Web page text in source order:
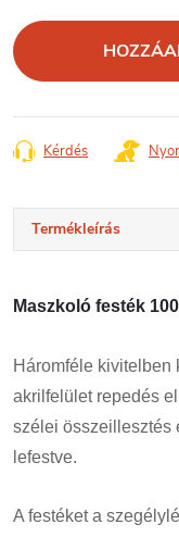
Kérdés
Termékleírás
Maszkoló festék
Háromféle kivitelben
akrilfelület repedés
szélei összeillesztés
lefestve.
A festéket a